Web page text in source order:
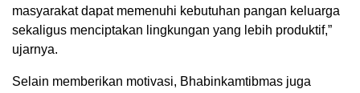
masyarakat dapat memenuhi kebutuhan pangan keluarga
sekaligus menciptakan lingkungan yang lebih produktif,”
ujarnya.
Selain memberikan motivasi, Bhabinkamtibmas juga